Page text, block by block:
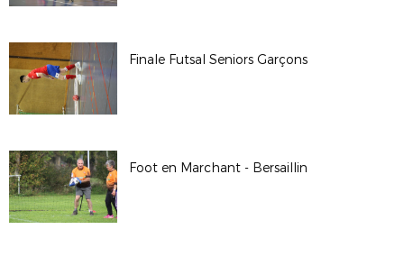
Finale Futsal Seniors Garçons
Foot en Marchant - Bersaillin